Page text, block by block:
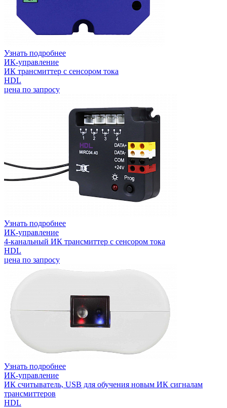
Узнать подробнее
ИК-управление
ИК трансмиттер с сенсором тока
HDL
цена по запросу
Узнать подробнее
ИК-управление
4-канальный ИК трансмиттер с сенсором тока
HDL
цена по запросу
Узнать подробнее
ИК-управление
ИК считыватель, USB для обучения новым ИК сигналам
трансмиттеров
HDL